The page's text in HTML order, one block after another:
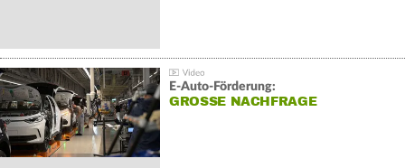
E-Auto-Förderung:
GROSSE NACHFRAGE